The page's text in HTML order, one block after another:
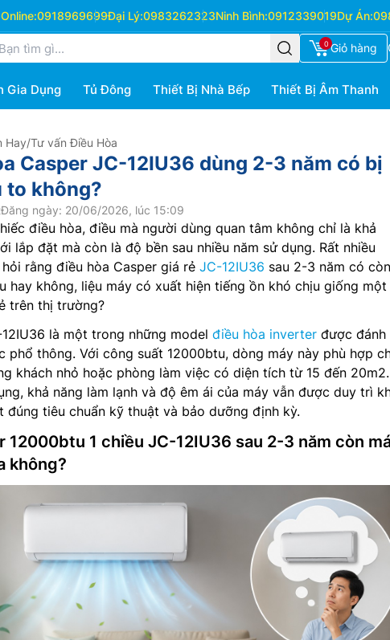
0918969699Đại Lý:0983262323Ninh Bình:0912339019Dự Án:
0 Giỏ hàng
Gia Dụng Tủ Đông Thiết Bị Nhà Bếp Thiết Bị Âm Thanh
Hay/Tư vấn Điều Hòa
Casper JC-12IU36 dùng 2-3 năm có bị
to không?
Đăng ngày: 20/06/2026, lúc 15:09
điều hòa, điều mà người dùng quan tâm không chỉ là khả
lắp đặt mà còn là độ bền sau nhiều năm sử dụng. Rất nhiều
rằng điều hòa Casper giá rẻ JC-12IU36 sau 2-3 năm có còn
hay không, liệu máy có xuất hiện tiếng ồn khó chịu giống một
trên thị trường?
là một trong những model điều hòa inverter được đánh
phổ thông. Với công suất 12000btu, dòng máy này phù hợp
khách nhỏ hoặc phòng làm việc có diện tích từ 15 đến 20m2.
khả năng làm lạnh và độ êm ái của máy vẫn được duy trì
đúng tiêu chuẩn kỹ thuật và bảo dưỡng định kỳ.
12000btu 1 chiều JC-12IU36 sau 2-3 năm còn
không?